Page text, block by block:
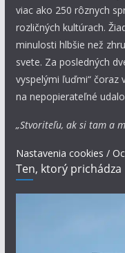
viac ako 250 rôznych
rozličných kultúrach.
minulosti hlbšie než
svete. Za posledných
vyspelými ľuďmi“ čoraz
na nepopierateľné
„Stvoriteľu, ak si tam a
Nastavenia cookies /
Ten, ktorý prichádza